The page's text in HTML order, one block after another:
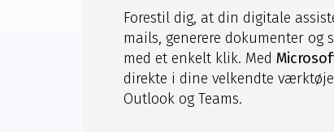
Forestil dig, at din digitale
mails, generere dokumenter og
med et enkelt klik. Med
direkte i dine velkendte
Outlook og Teams.